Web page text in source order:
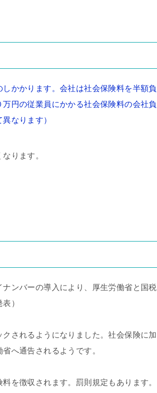
かかります。会社は社会保険料を半額負
円の従業員にかかる社会保険料の会社負
なります）
ります。
ンバーの導入により、厚生労働省と国税
）
されるようになりました。社会保険に加
へ通告されるようです。
を徴収されます。罰則規定もあります。